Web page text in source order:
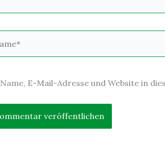
Name, E-Mail-Adresse und Website in